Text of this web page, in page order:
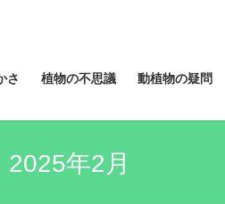
さ 植物の不思議 動植物の疑問
2025年2月